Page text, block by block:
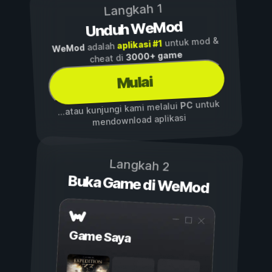
Langkah 1
Unduh WeMod
WeModadalah aplikasi #1untuk mod &
cheat di3000+ game
Mulai
...atau kunjungi kami melalui PCuntuk
mendownload aplikasi
Langkah 2
Buka Game di WeMod
Game Saya